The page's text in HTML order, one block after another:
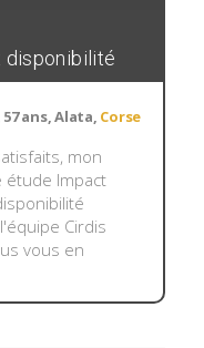
disponibilité
ans, Alata, Corse
mon
étude Impact
Cirdis
vous en